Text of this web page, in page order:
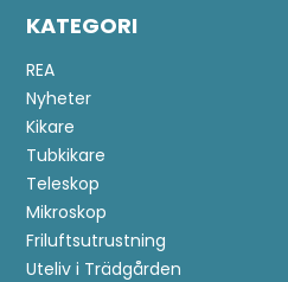
KATEGORI
REA
Nyheter
Kikare
Tubkikare
Teleskop
Mikroskop
Friluftsutrustning
Uteliv i Trädgården